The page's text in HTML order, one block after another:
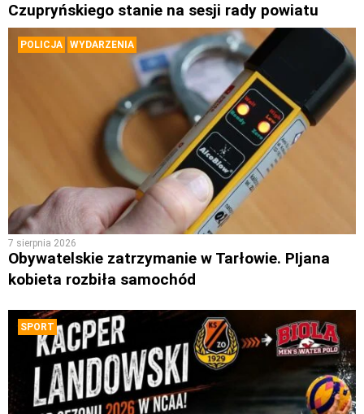
Czupryńskiego stanie na sesji rady powiatu
POLICJA WYDARZENIA
7 sierpnia 2026
Obywatelskie zatrzymanie w Tarłowie. PIjana
kobieta rozbiła samochód
SPORT